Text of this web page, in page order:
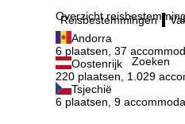
Reisbestemmingen
Overzicht
Andorra
6 plaatsen, 37
Oostenrijk
220 plaatsen, 1.029
Tsjechië
6 plaatsen, 9
Zoeken